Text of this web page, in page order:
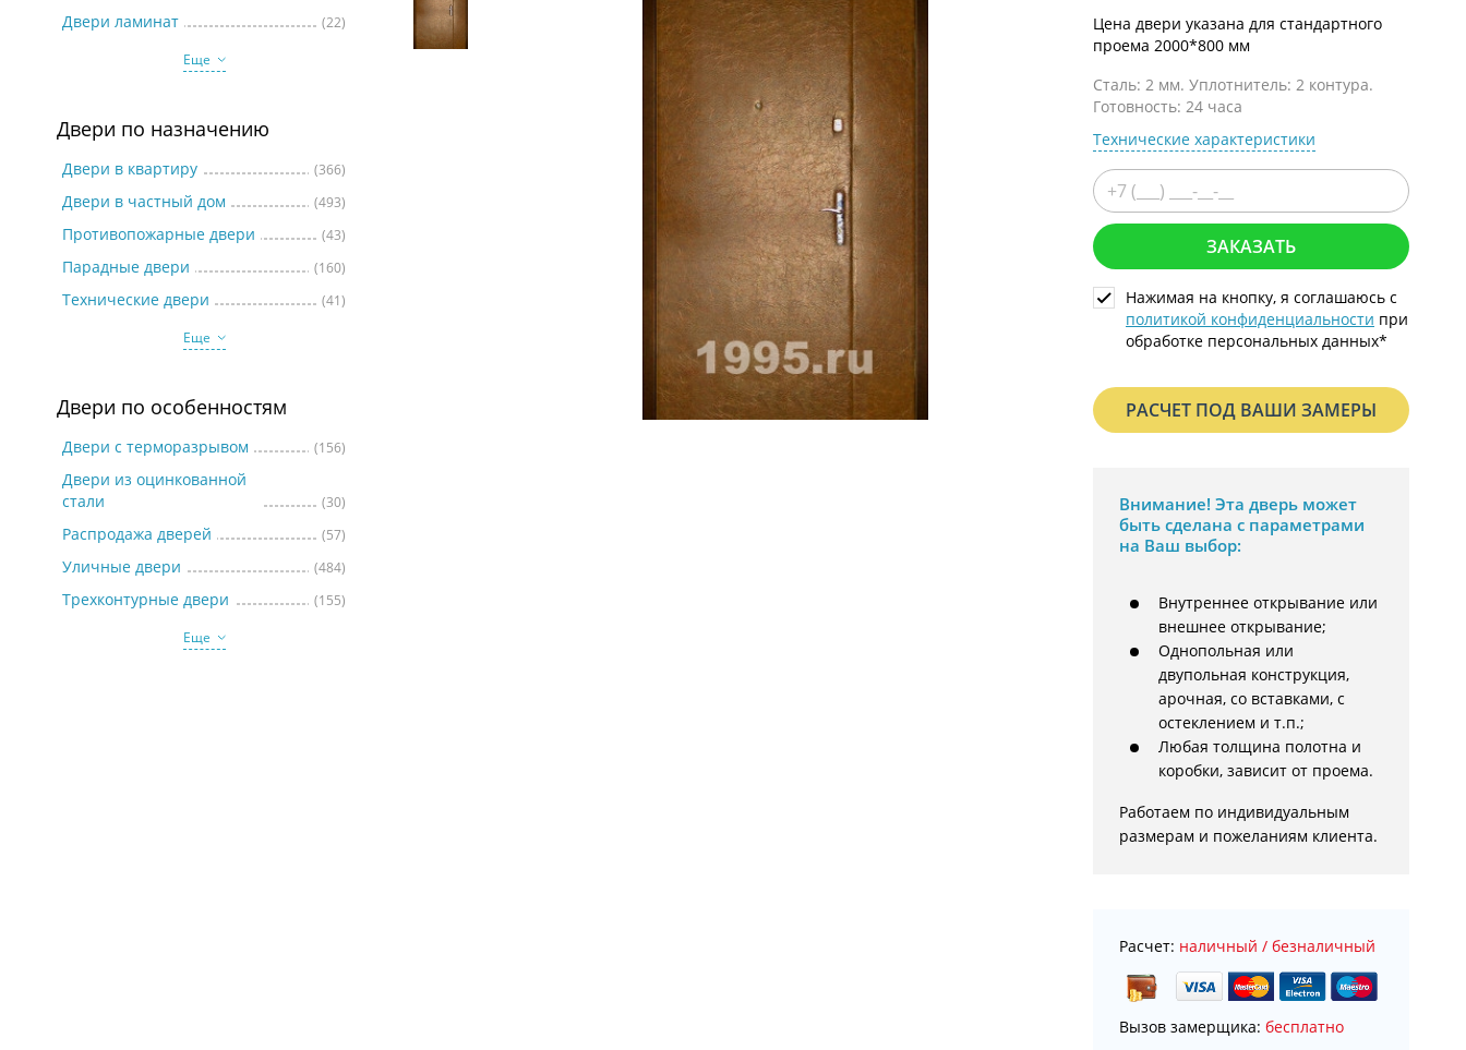
Коричневые двери
Двери ламинат
(22)
Еще
Двери по назначению
Двери в квартиру (366)
Двери в частный дом (493)
Противопожарные двери (43)
Парадные двери (160)
Технические двери
(41)
Еще
Двери по особенностям
Двери с терморазрывом (156)
Двери из оцинкованной
стали
(30)
Распродажа дверей (57)
Уличные двери (484)
Трехконтурные двери
(155)
Еще
Цена двери указана для стандартного
проема 2000*800 мм
Сталь: 2 мм. Уплотнитель: 2 контура.
Готовность: 24 часа
Технические характеристики
ЗАКАЗАТЬ
Нажимая на кнопку, я соглашаюсь с
политикой конфиденциальности при
обработке персональных данных*
РАСЧЕТ ПОД ВАШИ ЗАМЕРЫ
Внимание! Эта дверь может
быть сделана с параметрами
на Ваш выбор:
Внутреннее открывание или
внешнее открывание;
Однопольная или
двупольная конструкция,
арочная, со вставками, с
остеклением и т.п.;
Любая толщина полотна и
коробки, зависит от проема.
Работаем по индивидуальным
размерам и пожеланиям клиента.
Расчет: наличный / безналичный
Вызов замерщика: бесплатно